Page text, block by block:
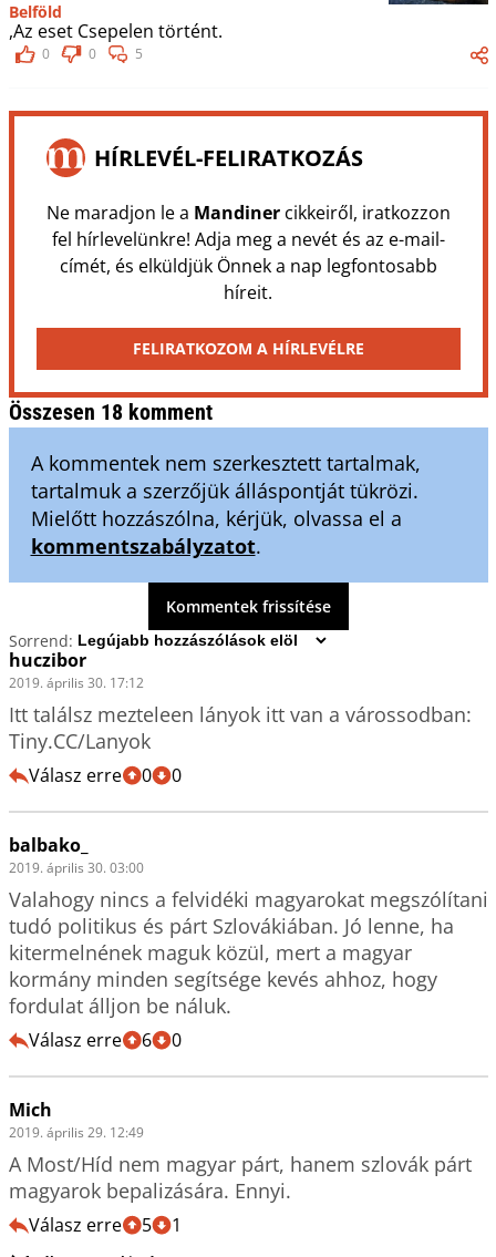
Belföld
,Az eset Csepelen történt.
0 0 5
HÍRLEVÉL-FELIRATKOZÁS
Ne maradjon le a Mandinercikkeiről, iratkozzon
fel hírlevelünkre! Adja meg a nevét és az e-mail-
címét, és elküldjük Önnek a nap legfontosabb
híreit.
FELIRATKOZOM A HÍRLEVÉLRE
Összesen 18 komment
A kommentek nem szerkesztett tartalmak,
tartalmuk a szerzőjük álláspontját tükrözi.
Mielőtt hozzászólna, kérjük, olvassa el a
kommentszabályzatot.
Kommentek frissítése
Sorrend:
huczibor
2019. április 30. 17:12
Itt találsz mezteleen lányok itt van a várossodban:
Tiny.CC/Lanyok
Válasz erre 0 0
balbako_
2019. április 30. 03:00
Valahogy nincs a felvidéki magyarokat megszólítani
tudó politikus és párt Szlovákiában. Jó lenne, ha
kitermelnének maguk közül, mert a magyar
kormány minden segítsége kevés ahhoz, hogy
fordulat álljon be náluk.
Válasz erre 6 0
Mich
2019. április 29. 12:49
A Most/Híd nem magyar párt, hanem szlovák párt
magyarok bepalizására. Ennyi.
Válasz erre 5 1